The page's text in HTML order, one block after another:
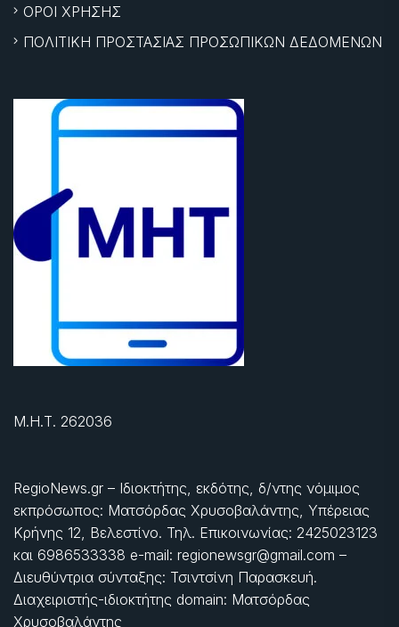
ΟΡΟΙ ΧΡΗΣΗΣ
ΠΟΛΙΤΙΚΗ ΠΡΟΣΤΑΣΙΑΣ ΠΡΟΣΩΠΙΚΩΝ ΔΕΔΟΜΕΝΩΝ
Μ.Η.Τ. 262036
RegioNews.gr – Ιδιοκτήτης, εκδότης, δ/ντης νόμιμος
εκπρόσωπος: Ματσόρδας Χρυσοβαλάντης, Υπέρειας
Κρήνης 12, Βελεστίνο. Τηλ. Επικοινωνίας: 2425023123
και 6986533338 e-mail: regionewsgr@gmail.com –
Διευθύντρια σύνταξης: Τσιντσίνη Παρασκευή.
Διαχειριστής-ιδιοκτήτης domain: Ματσόρδας
Χρυσοβαλάντης